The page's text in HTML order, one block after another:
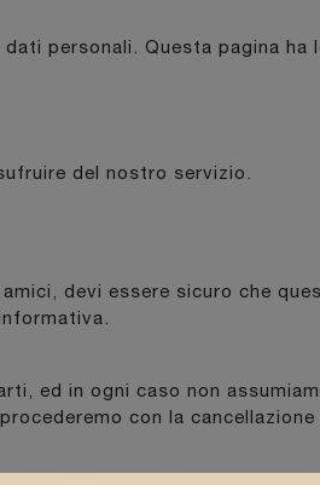
personali. Questa pagina
del nostro servizio.
devi essere sicuro che
ed in ogni caso non
con la